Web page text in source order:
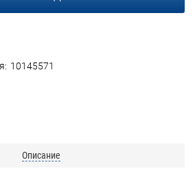
10145571
Описание